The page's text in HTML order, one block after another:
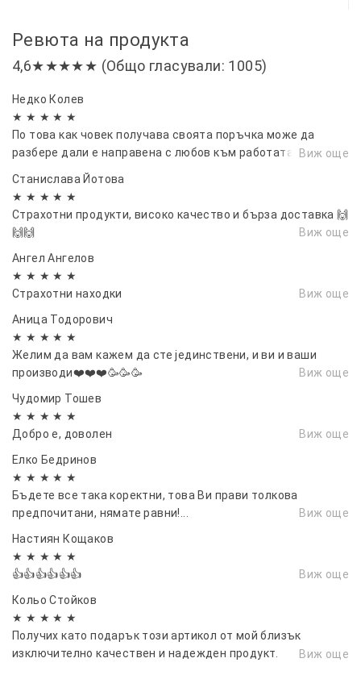
Ревюта на продукта
4,6★★★★★ (Общо гласували: 1005)
Недко Колев
★ ★ ★ ★ ★
По това как човек получава своята поръчка може да
разбере дали е направена с любов към работата, съдейки
по моята поръчка не само обичате работата си но и да
Виж още
Станислава Йотова
★ ★ ★ ★ ★
Страхотни продукти, високо качество и бърза доставка 🙌
🙌🙌
Виж още
Ангел Ангелов
★ ★ ★ ★ ★
Страхотни находки
Виж още
Аница Тодорович
★ ★ ★ ★ ★
Желим да вам кажем да сте јединствени, и ви и ваши
производи❤️❤️❤️🥳🥳🥳
Виж още
Чудомир Тошев
★ ★ ★ ★ ★
Добро е, доволен
Виж още
Елко Бедринов
★ ★ ★ ★ ★
Бъдете все така коректни, това Ви прави толкова
предпочитани, нямате равни!...
Виж още
Настиян Кощаков
★ ★ ★ ★ ★
👍👍👍👍👍👍
Виж още
Кольо Стойков
★ ★ ★ ★ ★
Получих като подарък този артикол от мой близък
изключително качествен и надежден продукт.
Виж още